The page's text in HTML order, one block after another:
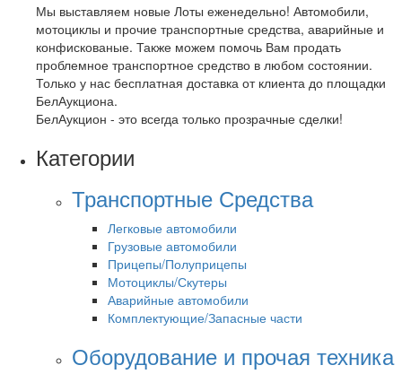
Мы выставляем новые Лоты еженедельно! Автомобили,
мотоциклы и прочие транспортные средства, аварийные и
конфискованые. Также можем помочь Вам продать
проблемное транспортное средство в любом состоянии.
Только у нас бесплатная доставка от клиента до площадки
БелАукциона.
БелАукцион - это всегда только прозрачные сделки!
Категории
Транспортные Средства
Легковые автомобили
Грузовые автомобили
Прицепы/Полуприцепы
Мотоциклы/Скутеры
Аварийные автомобили
Комплектующие/Запасные части
Оборудование и прочая техника